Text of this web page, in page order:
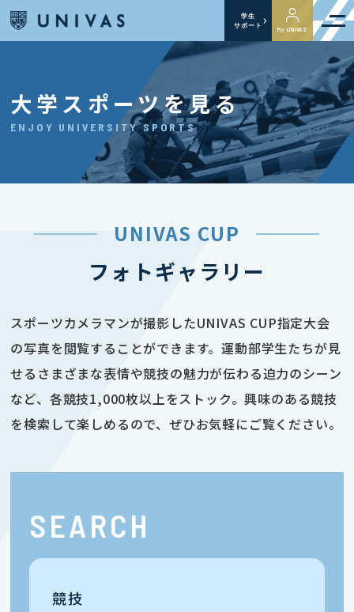
学生
サポート
My UNIVAS
大学スポーツを見る
ENJOY UNIVERSITY SPORTS
UNIVAS CUP
フォトギャラリー
スポーツカメラマンが撮影したUNIVAS CUP指定大会
の写真を閲覧することができます。運動部学生たちが見
せるさまざまな表情や競技の魅力が伝わる迫力のシーン
など、各競技1,000枚以上をストック。興味のある競技
を検索して楽しめるので、ぜひお気軽にご覧ください。
SEARCH
競技